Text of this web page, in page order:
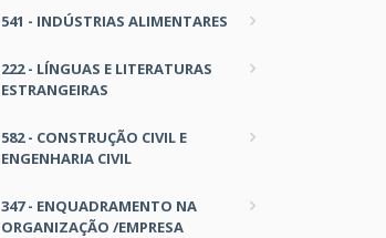
541 - INDÚSTRIAS ALIMENTARES
222 - LÍNGUAS E LITERATURAS
ESTRANGEIRAS
582 - CONSTRUÇÃO CIVIL E
ENGENHARIA CIVIL
347 - ENQUADRAMENTO NA
ORGANIZAÇÃO /EMPRESA